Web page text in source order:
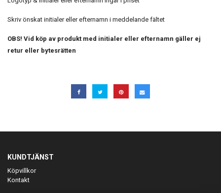
Skriv önskat initialer eller efternamn i meddelande fältet
OBS! Vid köp av produkt med initialer eller efternamn gäller ej
retur eller bytesrätten
KUNDTJÄNST
Köpvillkor
Kontakt